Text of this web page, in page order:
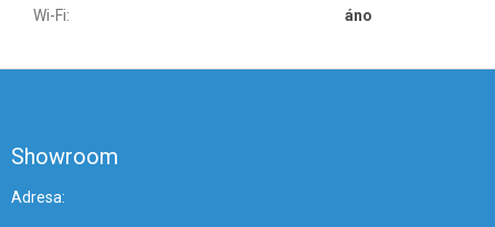
Wi-Fi: áno
Showroom
Adresa: